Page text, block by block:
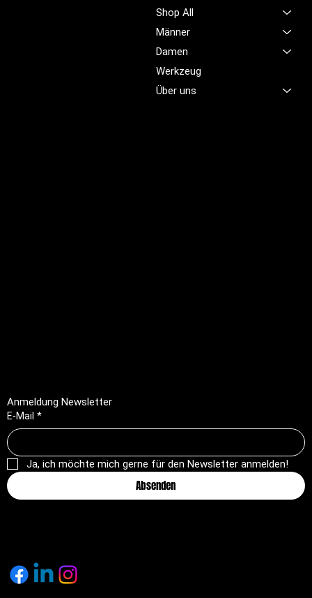
Shop All
Männer
Damen
Werkzeug
Über uns
Anmeldung Newsletter
E-Mail *
Ja, ich möchte mich gerne für den Newsletter anmelden!
Absenden